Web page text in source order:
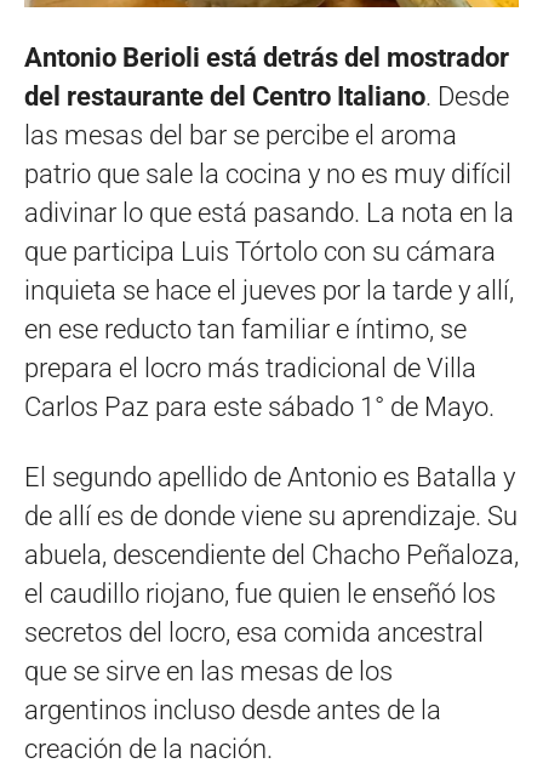
Antonio Berioli está detrás del mostrador
del restaurante del Centro Italiano. Desde
las mesas del bar se percibe el aroma
patrio que sale la cocina y no es muy difícil
adivinar lo que está pasando. La nota en la
que participa Luis Tórtolo con su cámara
inquieta se hace el jueves por la tarde y allí,
en ese reducto tan familiar e íntimo, se
prepara el locro más tradicional de Villa
Carlos Paz para este sábado 1° de Mayo.
El segundo apellido de Antonio es Batalla y
de allí es de donde viene su aprendizaje. Su
abuela, descendiente del Chacho Peñaloza,
el caudillo riojano, fue quien le enseñó los
secretos del locro, esa comida ancestral
que se sirve en las mesas de los
argentinos incluso desde antes de la
creación de la nación.